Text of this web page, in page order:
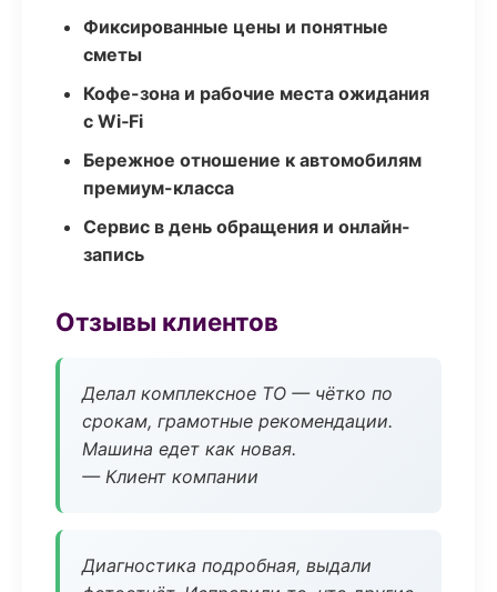
Фиксированные цены и понятные
сметы
Кофе-зона и рабочие места ожидания
с Wi‑Fi
Бережное отношение к автомобилям
премиум-класса
Сервис в день обращения и онлайн-
запись
Отзывы клиентов
Делал комплексное ТО — чётко по
срокам, грамотные рекомендации.
Машина едет как новая.
— Клиент компании
Диагностика подробная, выдали